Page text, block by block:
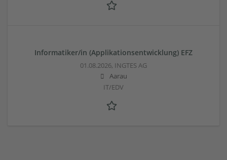
Informatiker/in (Applikationsentwicklung) EFZ
01.08.2026, INGTES AG
Aarau
IT/EDV